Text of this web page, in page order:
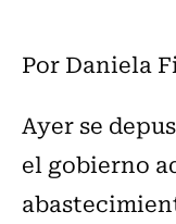
Por Daniela
Ayer se
el gobierno